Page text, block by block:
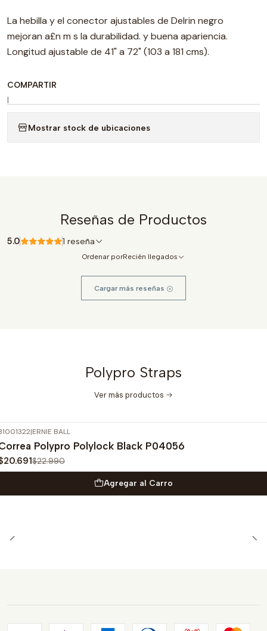
La hebilla y el conector ajustables de Delrin negro
mejoran a£n m s la durabilidad. y buena apariencia.
Longitud ajustable de 41" a 72" (103 a 181 cms).
COMPARTIR
|
Mostrar stock de ubicaciones
Reseñas de Productos
5.0 1 reseña
Ordenar porRecién llegados
Cargar más reseñas
Polypro Straps
Ver más productos
OFF
|ERNIE BALL
Polypro Polylock Black P04056
$22.990
Agregar al Carro